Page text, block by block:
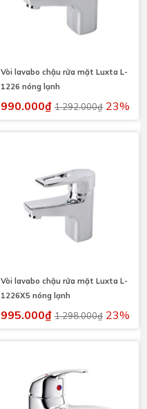
Vòi lavabo chậu rửa mặt Luxta L-
1226 nóng lạnh
990.000₫ 1.292.000₫ 23%
Vòi lavabo chậu rửa mặt Luxta L-
1226X5 nóng lạnh
995.000₫ 1.298.000₫ 23%